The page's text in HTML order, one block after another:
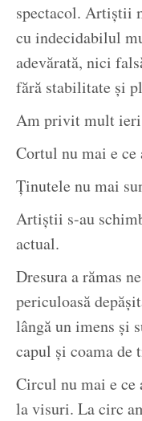
spectacol. Artiștii
cu indecidabilul
adevărată, nici
fără stabilitate și
Am privit mult
Cortul nu mai e ce
Ținutele nu mai
Artiștii s-au
actual.
Dresura a rămas
periculoasă
lângă un imens și
capul și coama de
Circul nu mai e ce
la visuri. La circ